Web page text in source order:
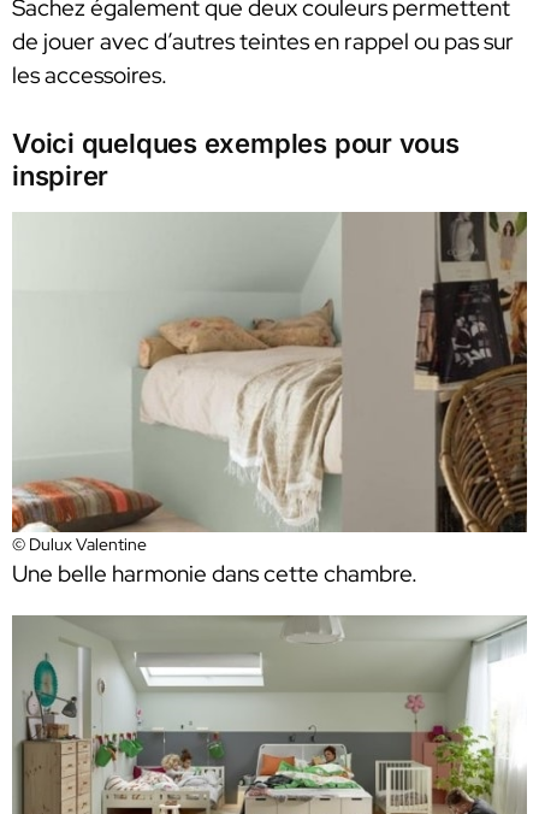
Sachez également que deux couleurs permettent
de jouer avec d’autres teintes en rappel ou pas sur
les accessoires.
Voici quelques exemples pour vous
inspirer
© Dulux Valentine
Une belle harmonie dans cette chambre.